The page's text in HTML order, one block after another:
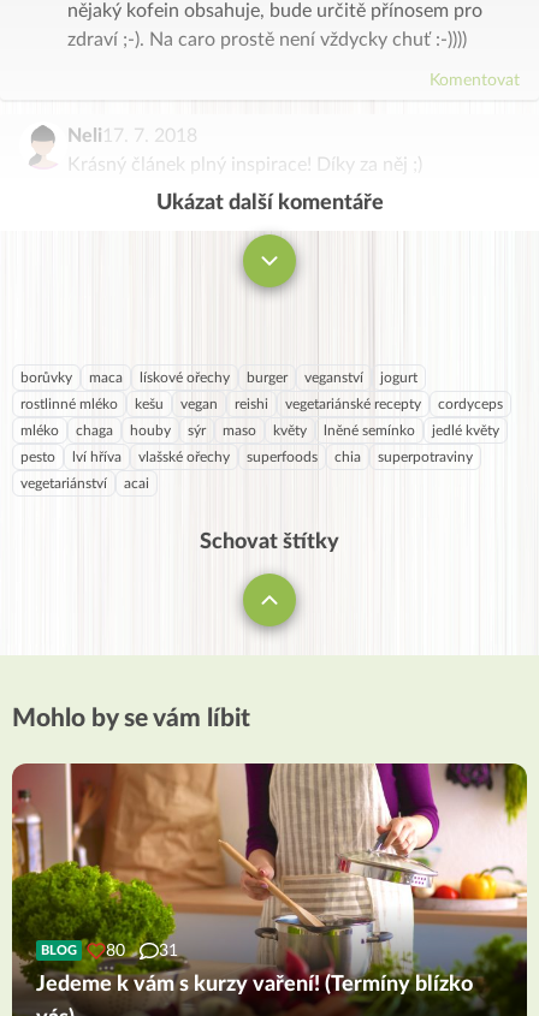
nějaký kofein obsahuje, bude určitě přínosem pro
zdraví ;-). Na caro prostě není vždycky chuť :-))))
Komentovat
Neli17. 7. 2018
Krásný článek plný inspirace! Díky za něj ;)
Ukázat další komentáře
borůvky maca lískové ořechy burger veganství
jogurt
rostlinné mléko
kešu vegan reishi vegetariánské recepty
cordyceps
mléko
chaga houby sýr maso květy lněné semínko
jedlé květy
pesto
lví hříva vlašské ořechy superfoods chia
superpotraviny
vegetariánství
acai
Schovat štítky
Mohlo by se vám líbit
BLOG 80 31
Jedeme k vám s kurzy vaření! (Termíny blízko